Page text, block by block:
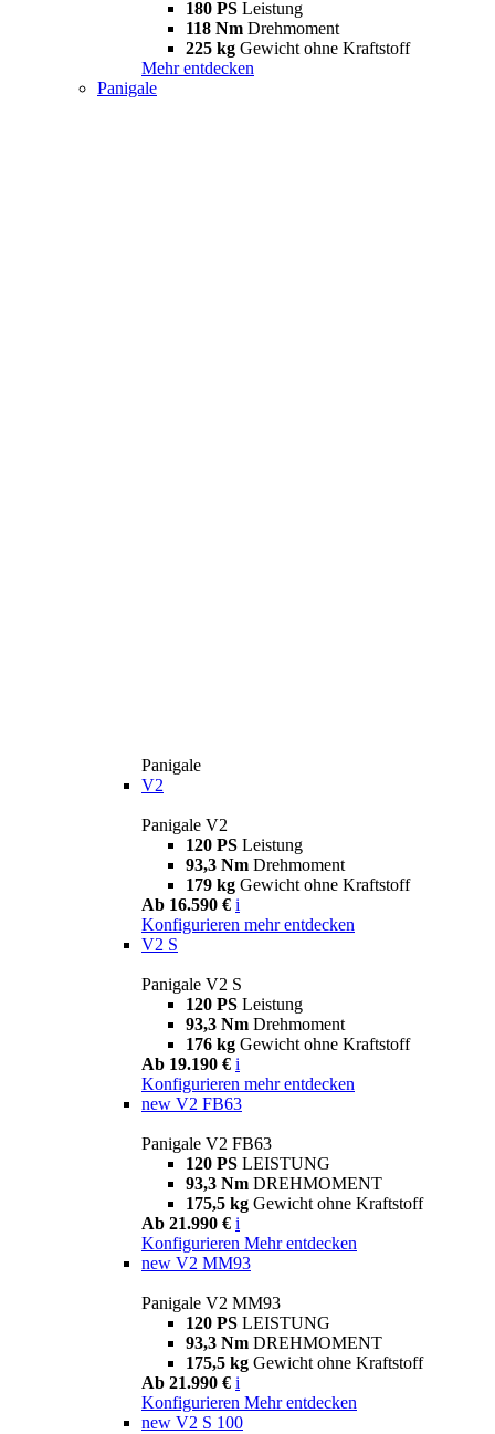
180 PS Leistung
118 Nm Drehmoment
225 kg Gewicht ohne Kraftstoff
Mehr entdecken
Panigale
Panigale
V2
Panigale V2
120 PS Leistung
93,3 Nm Drehmoment
179 kg Gewicht ohne Kraftstoff
Ab 16.590 € i
Konfigurieren mehr entdecken
V2 S
Panigale V2 S
120 PS Leistung
93,3 Nm Drehmoment
176 kg Gewicht ohne Kraftstoff
Ab 19.190 € i
Konfigurieren mehr entdecken
new V2 FB63
Panigale V2 FB63
120 PS LEISTUNG
93,3 Nm DREHMOMENT
175,5 kg Gewicht ohne Kraftstoff
Ab 21.990 € i
Konfigurieren Mehr entdecken
new V2 MM93
Panigale V2 MM93
120 PS LEISTUNG
93,3 Nm DREHMOMENT
175,5 kg Gewicht ohne Kraftstoff
Ab 21.990 € i
Konfigurieren Mehr entdecken
new V2 S 100